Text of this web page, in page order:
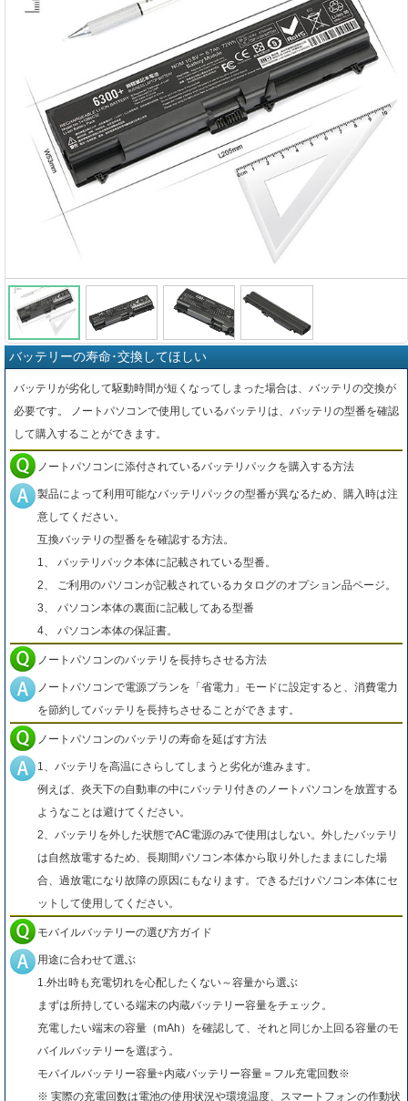
バッテリーの寿命･交換してほしい
バッテリが劣化して駆動時間が短くなってしまった場合は、バッテリの交換が
必要です。 ノートパソコンで使用しているバッテリは、バッテリの型番を確認
して購入することができます。
ノートパソコンに添付されているバッテリパックを購入する方法
製品によって利用可能なバッテリパックの型番が異なるため、購入時は注
意してください。
互換バッテリの型番をを確認する方法。
1、 バッテリパック本体に記載されている型番。
2、 ご利用のパソコンが記載されているカタログのオプション品ページ。
3、 パソコン本体の裏面に記載してある型番
4、 パソコン本体の保証書。
ノートパソコンのバッテリを長持ちさせる方法
ノートパソコンで電源プランを「省電力」モードに設定すると、消費電力
を節約してバッテリを長持ちさせることができます。
ノートパソコンのバッテリの寿命を延ばす方法
1、バッテリを高温にさらしてしまうと劣化が進みます。
例えば、炎天下の自動車の中にバッテリ付きのノートパソコンを放置する
ようなことは避けてください。
2、バッテリを外した状態でAC電源のみで使用はしない。外したバッテリ
は自然放電するため、長期間パソコン本体から取り外したままにした場
合、過放電になり故障の原因にもなります。できるだけパソコン本体にセ
ットして使用してください。
モバイルバッテリーの選び方ガイド
用途に合わせて選ぶ
1.外出時も充電切れを心配したくない～容量から選ぶ
まずは所持している端末の内蔵バッテリー容量をチェック。
充電したい端末の容量（mAh）を確認して、それと同じか上回る容量のモ
バイルバッテリーを選ぼう。
モバイルバッテリー容量÷内蔵バッテリー容量＝フル充電回数※
※ 実際の充電回数は電池の使用状況や環境温度、スマートフォンの作動状